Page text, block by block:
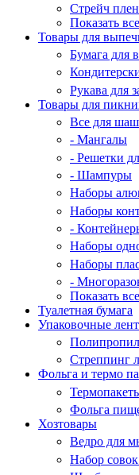
Стрейч
Показать все
Товары для
Бумага для
Рукава для
Товары для
Все для
- Мангалы
- Решетки
- Шампуры
Наборы
Наборы
-
Наборы
Наборы
-
Показать все
Туалетная бумага
Упаковочные
Стреппинг
Фольга и термо
Фольга
Хозтовары
Ведро для
Набор